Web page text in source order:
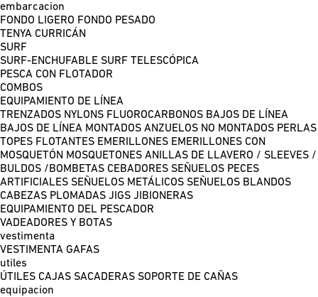
embarcacion
FONDO LIGERO FONDO PESADO
TENYA CURRICÁN
SURF
SURF-ENCHUFABLE SURF TELESCÓPICA
PESCA CON FLOTADOR
COMBOS
EQUIPAMIENTO DE LÍNEA
TRENZADOS NYLONS FLUOROCARBONOS BAJOS DE LÍNEA
BAJOS DE LÍNEA MONTADOS ANZUELOS NO MONTADOS PERLAS
TOPES FLOTANTES EMERILLONES EMERILLONES CON
MOSQUETÓN MOSQUETONES ANILLAS DE LLAVERO / SLEEVES /
BULDOS /BOMBETAS CEBADORES SEÑUELOS PECES
ARTIFICIALES SEÑUELOS METÁLICOS SEÑUELOS BLANDOS
CABEZAS PLOMADAS JIGS JIBIONERAS
EQUIPAMIENTO DEL PESCADOR
VADEADORES Y BOTAS
vestimenta
VESTIMENTA GAFAS
utiles
ÚTILES CAJAS SACADERAS SOPORTE DE CAÑAS
equipacion